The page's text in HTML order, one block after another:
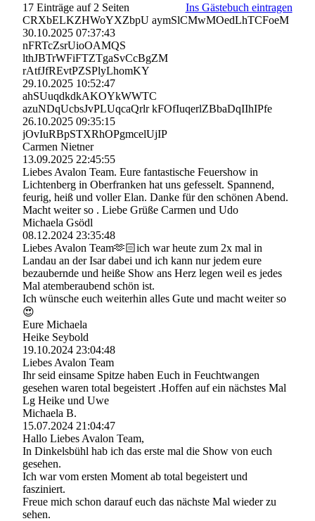
17 Einträge auf 2 Seiten
Ins Gästebuch eintragen
CRXbELKZHWoYXZbpU aymSlCMwMOedLhTCFoeM
30.10.2025 07:37:43
nFRTcZsrUioOAMQS
lthJBTrWFiFTZTgaSvCcBgZM
rAtfJfREvtPZSPlyLhomKY
29.10.2025 10:52:47
ahSUuqdkdkAKOYkWWTC
azuNDqUcbsJvPLUqcaQrlr kFOfIuqerlZBbaDqIIhIPfe
26.10.2025 09:35:15
jOvIuRBpSTXRhOPgmcelUjI­P
Carmen Nietner
13.09.2025 22:45:55
Liebes Avalon Team. Eure fantastische Feuershow in
Lichtenberg in Oberfranken hat uns gefesselt. Spannend,
feurig, heiß und voller Elan. Danke für den schönen Abend.
Macht weiter so . Liebe Grüße Carmen und Udo
Michaela Gsödl
08.12.2024 23:35:48
Liebes Avalon Team🫶🏻ich war heute zum 2x mal in
Landau an der Isar dabei und ich kann nur jedem eure
bezaubernde und heiße Show ans Herz legen weil es jedes
Mal atemberaubend schön ist.
Ich wünsche euch weiterhin alles Gute und macht weiter so
😍
Eure Michaela
Heike Seybold
19.10.2024 23:04:48
Liebes Avalon Team
Ihr seid einsame Spitze haben Euch in Feuchtwangen
gesehen waren total begeistert .Hoffen auf ein nächstes Mal
Lg Heike und Uwe
Michaela B.
15.07.2024 21:04:47
Hallo Liebes Avalon Team,
In Dinkelsbühl hab ich das erste mal die Show von euch
gesehen.
Ich war vom ersten Moment ab total begeistert und
fasziniert.
Freue mich schon darauf euch das nächste Mal wieder zu
sehen.